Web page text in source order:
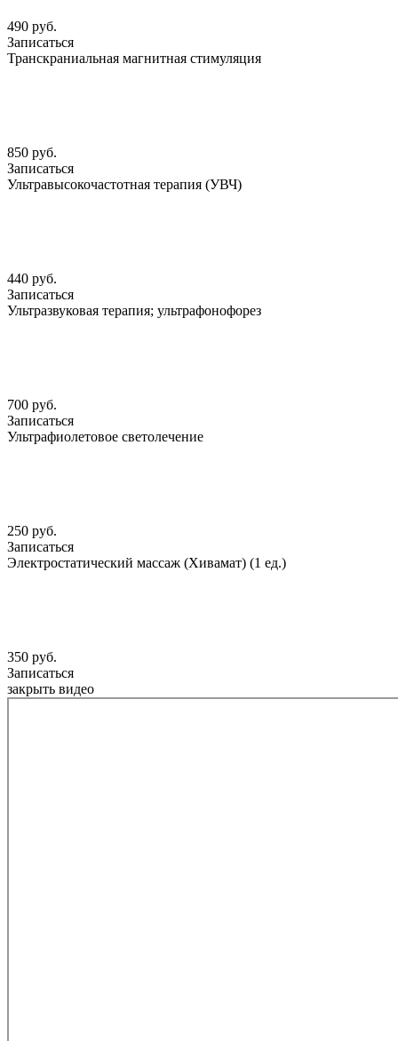
490 руб.
Записаться
Транскраниальная магнитная стимуляция
850 руб.
Записаться
Ультравысокочастотная терапия (УВЧ)
440 руб.
Записаться
Ультразвуковая терапия; ультрафонофорез
700 руб.
Записаться
Ультрафиолетовое светолечение
250 руб.
Записаться
Электростатический массаж (Хивамат) (1 ед.)
350 руб.
Записаться
закрыть видео